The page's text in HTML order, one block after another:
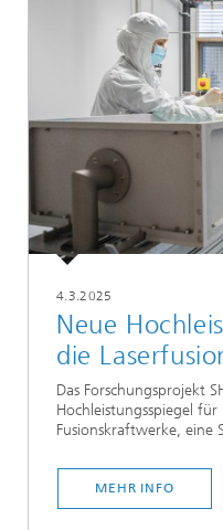
4.3.2025
Neue
die
Das Forschungsprojekt
Hochleistungsspiegel
Fusionskraftwerke, eine
MEHR INFO